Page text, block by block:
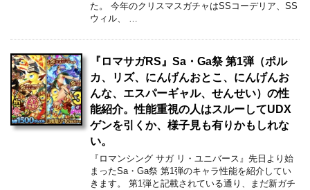
た。 今年のクリスマスガチャはSSコーデリア、SS
ウィル、 …
『ロマサガRS』Sa・Ga祭 第1弾（ポル
カ、リズ、にんげんおとこ、にんげんお
んな、エスパーギャル、せんせい）の性
能紹介。性能重視の人はスルーしてUDX
ゲンを引くか、様子見も有りかもしれな
い。
『ロマンシング サガ リ・ユニバース』先日より始
まったSa・Ga祭 第1弾のキャラ性能を紹介してい
きます。 第1弾と記載されている通り、まだ新ガチ